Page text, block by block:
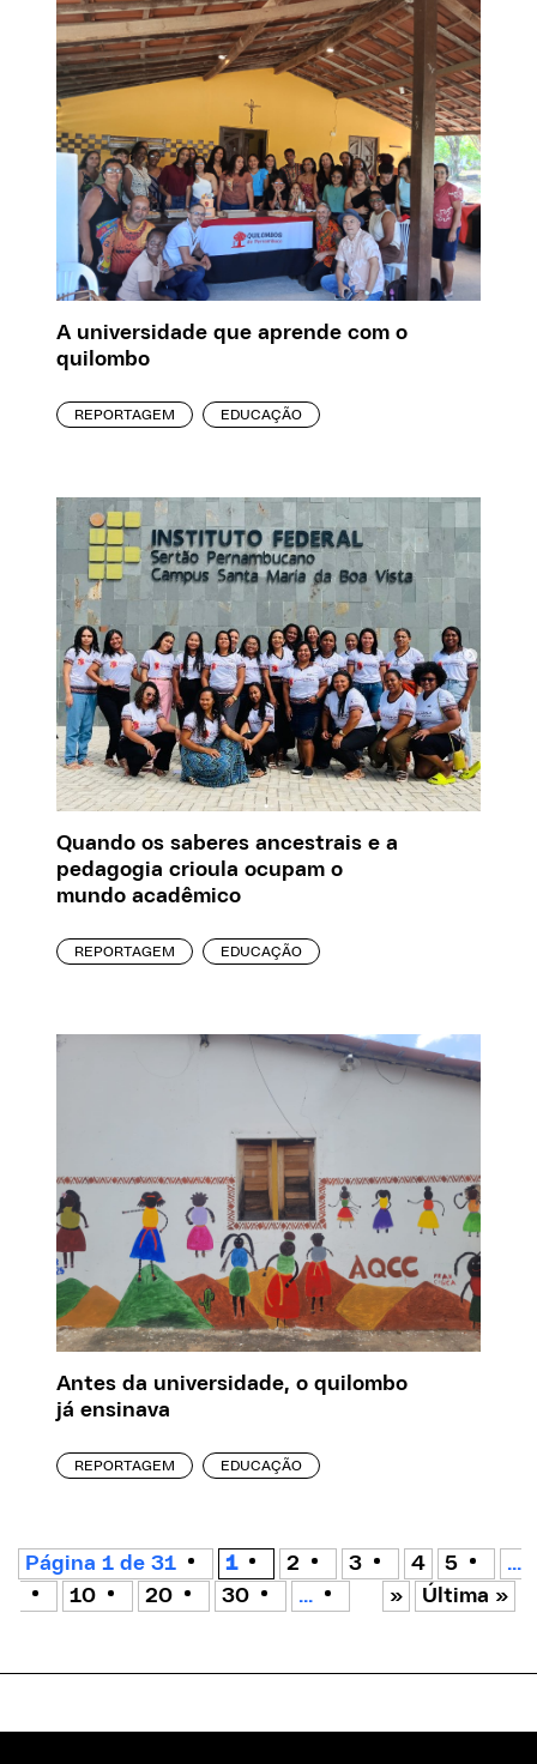
A universidade que aprende com o
quilombo
REPORTAGEM EDUCAÇÃO
Quando os saberes ancestrais e a
pedagogia crioula ocupam o
mundo acadêmico
REPORTAGEM EDUCAÇÃO
Antes da universidade, o quilombo
já ensinava
REPORTAGEM EDUCAÇÃO
Página 1 de 31 1 2 3 4 5
...
10
20 30 ... » Última »